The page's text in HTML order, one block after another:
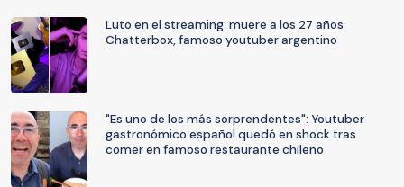
Luto en el streaming: muere a los 27 años
Chatterbox, famoso youtuber argentino
"Es uno de los más sorprendentes": Youtuber
gastronómico español quedó en shock tras
comer en famoso restaurante chileno